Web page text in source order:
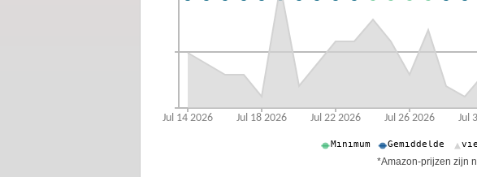
*Amazon-prijzen zijn